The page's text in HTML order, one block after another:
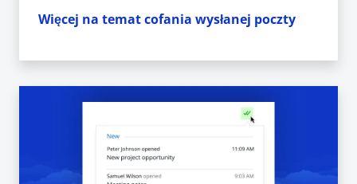
Więcej na temat cofania wysłanej poczty